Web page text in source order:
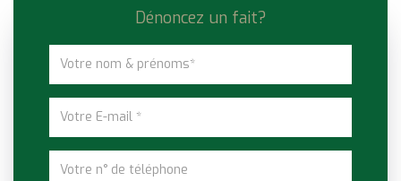
Dénoncez un fait?